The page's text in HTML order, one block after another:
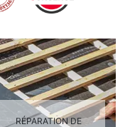
RÉPARATION DE